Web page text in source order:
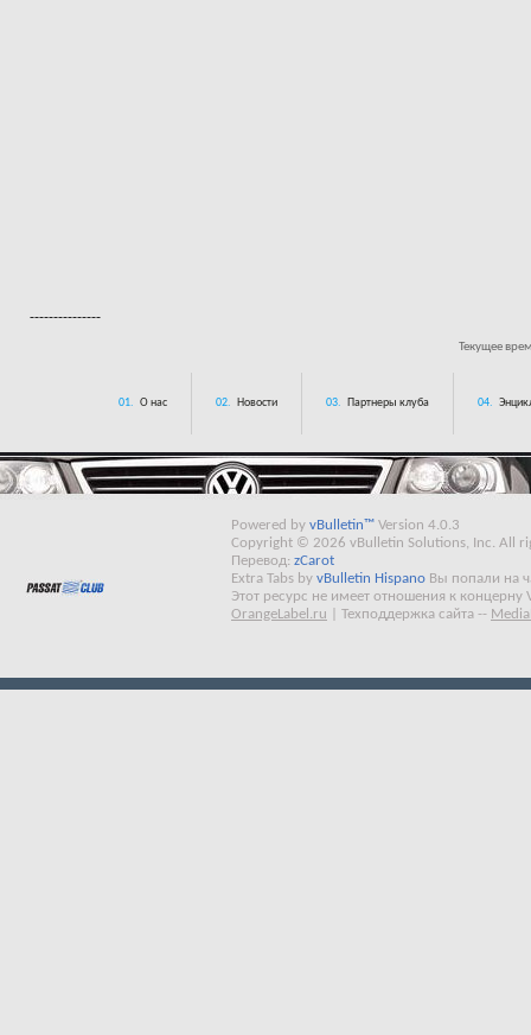
---------------
Текущее
01. О нас 02. Новости 03. Партнеры клуба 04.
Powered by vBulletin™ Version 4.0.3
Copyright © 2026 vBulletin Solutions, Inc. All
Перевод: zCarot
Extra Tabs by vBulletin Hispano Вы попали на
Этот ресурс не имеет отношения к концерну
OrangeLabel.ru
Техподдержка сайта --